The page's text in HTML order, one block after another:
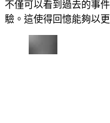
不僅可以看到過去的事
驗。這使得回憶能夠以